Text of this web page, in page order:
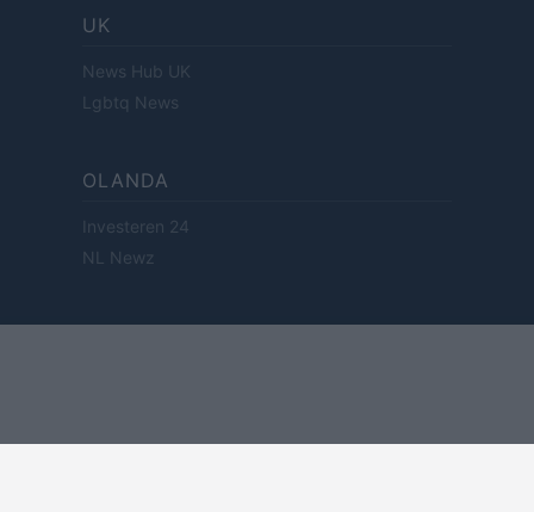
UK
News Hub UK
Lgbtq News
OLANDA
Investeren 24
NL Newz